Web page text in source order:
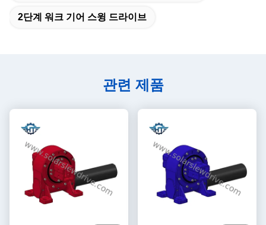
2단계 워크 기어 스윙 드라이브
관련 제품